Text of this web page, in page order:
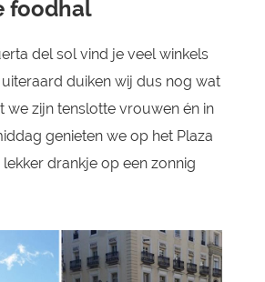
foodhal
del sol vind je veel winkels
duiken wij dus nog wat
we zijn tenslotte vrouwen én in
genieten we op het Plaza
drankje op een zonnig